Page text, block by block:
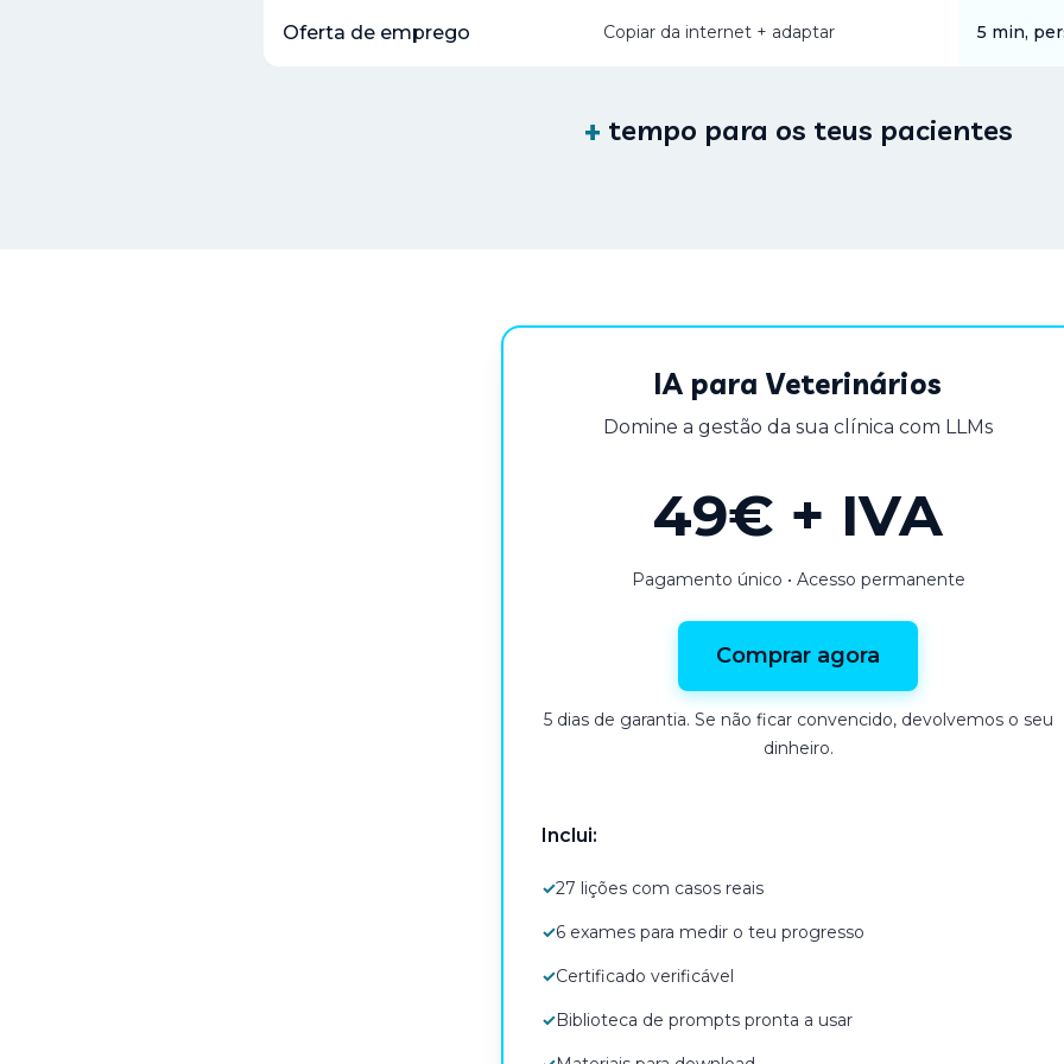
Oferta de emprego Copiar da internet + adaptar 5 min,
+ tempo para os teus pacientes
IA para Veterinários
Domine a gestão da sua clínica com LLMs
49€ + IVA
Pagamento único • Acesso permanente
Comprar agora
5 dias de garantia. Se não ficar convencido, devolvemos o seu
dinheiro.
Inclui:
27 lições com casos reais
6 exames para medir o teu progresso
Certificado verificável
Biblioteca de prompts pronta a usar